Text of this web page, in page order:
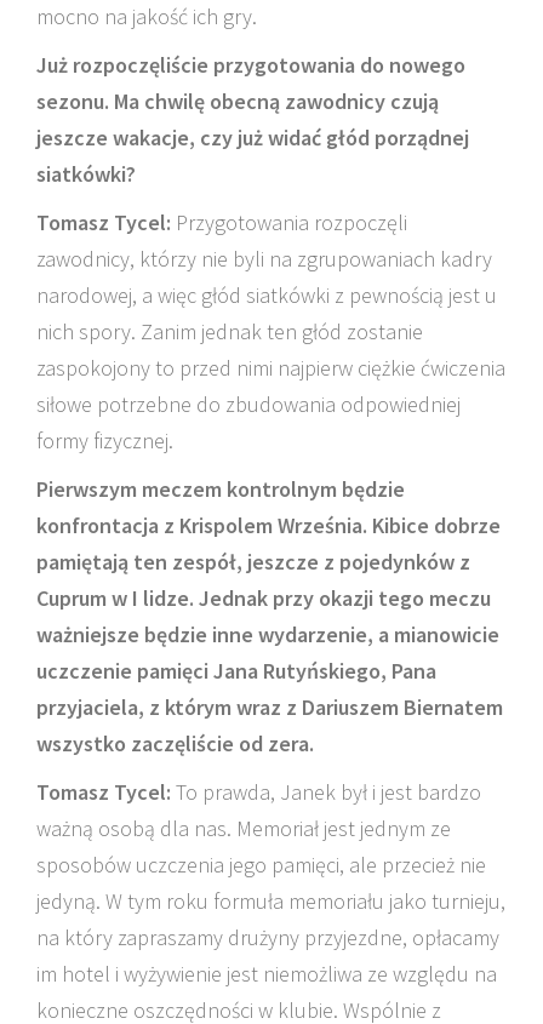
mocno na jakość ich gry.
Już rozpoczęliście przygotowania do nowego
sezonu. Ma chwilę obecną zawodnicy czują
jeszcze wakacje, czy już widać głód porządnej
siatkówki?
Tomasz Tycel: Przygotowania rozpoczęli
zawodnicy, którzy nie byli na zgrupowaniach kadry
narodowej, a więc głód siatkówki z pewnością jest u
nich spory. Zanim jednak ten głód zostanie
zaspokojony to przed nimi najpierw ciężkie ćwiczenia
siłowe potrzebne do zbudowania odpowiedniej
formy fizycznej.
Pierwszym meczem kontrolnym będzie
konfrontacja z Krispolem Września. Kibice dobrze
pamiętają ten zespół, jeszcze z pojedynków z
Cuprum w I lidze. Jednak przy okazji tego meczu
ważniejsze będzie inne wydarzenie, a mianowicie
uczczenie pamięci Jana Rutyńskiego, Pana
przyjaciela, z którym wraz z Dariuszem Biernatem
wszystko zaczęliście od zera.
Tomasz Tycel: To prawda, Janek był i jest bardzo
ważną osobą dla nas. Memoriał jest jednym ze
sposobów uczczenia jego pamięci, ale przecież nie
jedyną. W tym roku formuła memoriału jako turnieju,
na który zapraszamy drużyny przyjezdne, opłacamy
im hotel i wyżywienie jest niemożliwa ze względu na
konieczne oszczędności w klubie. Wspólnie z